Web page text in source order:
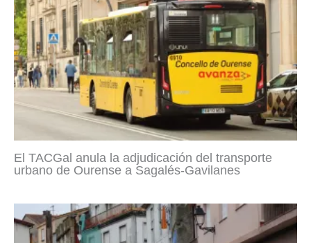
El TACGal anula la adjudicación del transporte
urbano de Ourense a Sagalés-Gavilanes